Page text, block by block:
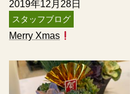
2019年12月28日
スタッフブログ
Merry Xmas